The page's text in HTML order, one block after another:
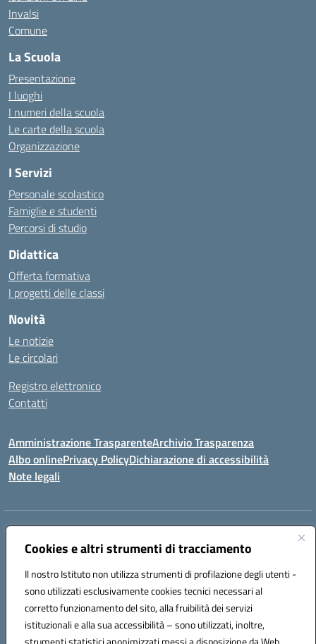
Cookies e altri strumenti di tracciamento
Il nostro Istituto non utilizza strumenti di profilazione degli utenti -
sono utilizzati esclusivamente cookies tecnici necessari al
corretto funzionamento del sito, alla fruibilità dei servizi
istituzionali e alla sua accessibilità – sono utilizzati, inoltre,
Invalsi
Comune
La Scuola
Presentazione
I luoghi
I numeri della scuola
Le carte della scuola
Organizzazione
I Servizi
Personale scolastico
Famiglie e studenti
Percorsi di studio
Didattica
Offerta formativa
I progetti delle classi
Novità
Le notizie
Le circolari
Registro elettronico
Contatti
Amministrazione TrasparenteArchivio Trasparenza
Albo onlinePrivacy PolicyDichiarazione di accessibilità
Note legali
Indirizzo:
Centralino:096721161 Email:czic869004@istruzione.it
Codice fiscale: 84000710792
Codice meccanografico:
CZIC869004
Codice unico di fatturazione (CUF): UFKGA0